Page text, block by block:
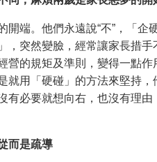
開端。他們永遠說“不”，「
，突然變臉，經常讓家長措
營的規矩及準則，變得一點
就用「硬碰」的方法來堅持
有必要就想向右，也沒有理
而是疏導